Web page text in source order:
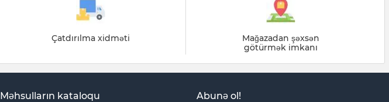
Çatdırılma xidməti
Mağazadan şəxsən
götürmək imkanı
Məhsulların kataloqu Abunə ol!